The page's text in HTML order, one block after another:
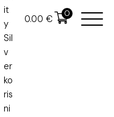
0.00 €
0